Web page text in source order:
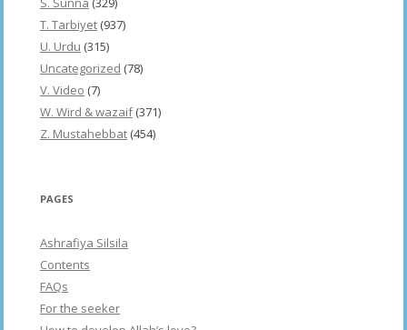
T. Tarbiyet (937)
U. Urdu (315)
Uncategorized (78)
V. Video (7)
W. Wird & wazaif(371)
Z. Mustahebbat (454)
PAGES
Ashrafiya Silsila
Contents
FAQs
For the seeker